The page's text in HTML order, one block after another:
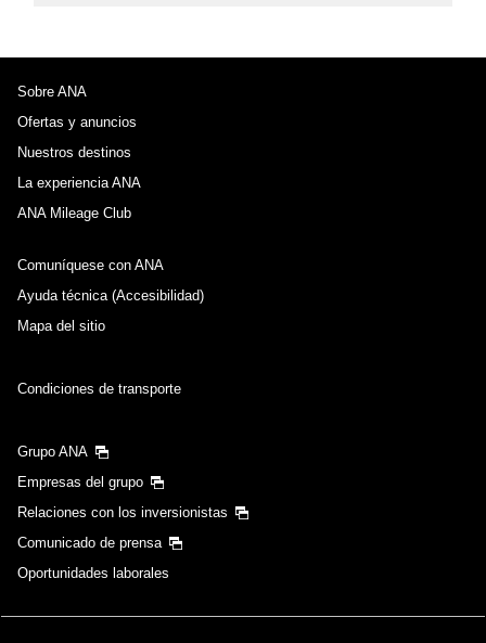
Sobre ANA
Ofertas y anuncios
Nuestros destinos
La experiencia ANA
ANA Mileage Club
Comuníquese con ANA
Ayuda técnica (Accesibilidad)
Mapa del sitio
Condiciones de transporte
Grupo ANA
Empresas del grupo
Relaciones con los inversionistas
Comunicado de prensa
Oportunidades laborales